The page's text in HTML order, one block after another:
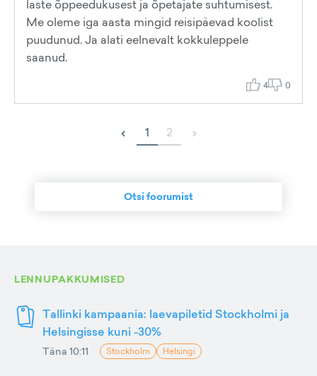
laste õppeedukusest ja õpetajate suhtumisest.
Me oleme iga aasta mingid reisipäevad koolist
puudunud. Ja alati eelnevalt kokkuleppele
saanud.
4 0
‹ 1 2 ›
Otsi foorumist
LENNUPAKKUMISED
Tallinki kampaania: laevapiletid Stockholmi ja
Helsingisse kuni -30%
Täna 10:11 Stockholm Helsingi